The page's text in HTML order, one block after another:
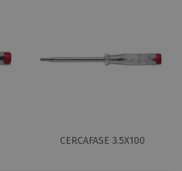
CERCAFASE 3.5X100